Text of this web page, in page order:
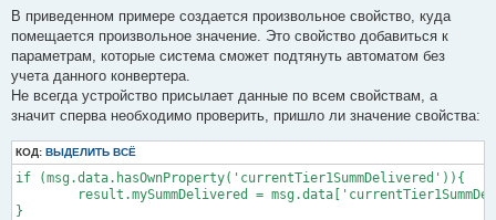
В приведенном примере создается произвольное свойство, куда
помещается произвольное значение. Это свойство добавиться к
параметрам, которые система сможет подтянуть автоматом без
учета данного конвертера.
Не всегда устройство присылает данные по всем свойствам, а
значит сперва необходимо проверить, пришло ли значение свойства:
КОД: ВЫДЕЛИТЬ ВСЁ
if (msg.data.hasOwnProperty('currentTier1SummDelivered')){
}